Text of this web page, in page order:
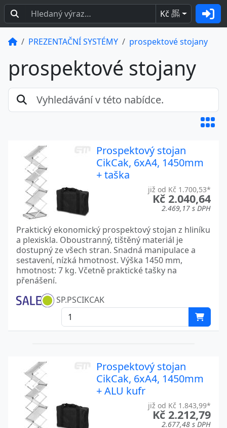
Kč BEZ
DPH
PREZENTAČNÍ SYSTÉMY prospektové stojany
prospektové stojany
Prospektový stojan
CikCak, 6xA4, 1450mm
+ taška
již od Kč 1.700,53*
Kč 2.040,64
2.469,17 s DPH
Praktický ekonomický prospektový stojan z hliníku
a plexiskla. Oboustranný, tištěný materiál je
dostupný ze všech stran. Snadná manipulace a
sestavení, nízká hmotnost. Výška 1450 mm,
hmotnost: 7 kg. Včetně praktické tašky na
přenášení.
SP.PSCIKCAK
Prospektový stojan
CikCak, 6xA4, 1450mm
+ ALU kufr
již od Kč 1.843,99*
Kč 2.212,79
2.677,48 s DPH